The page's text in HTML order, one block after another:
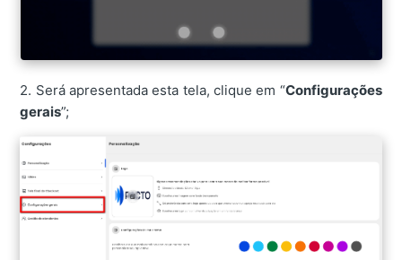
2. Será apresentada esta tela, clique em “Configurações
gerais”;